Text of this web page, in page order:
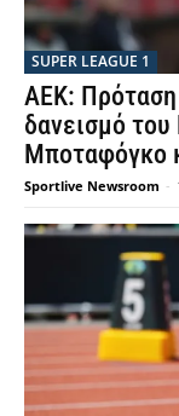
SUPER LEAGUE 1
ΑΕΚ: Πρόταση
δανεισμό
Μποταφόγκο
Sportlive Newsroom -